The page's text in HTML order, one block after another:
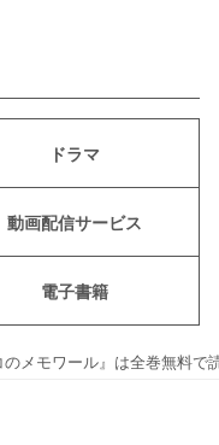
ドラマ
動画配信サービス
電子書籍
メモワール』は全巻無料で